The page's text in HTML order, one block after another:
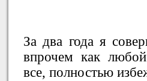
За два года я
впрочем как
все, полностью